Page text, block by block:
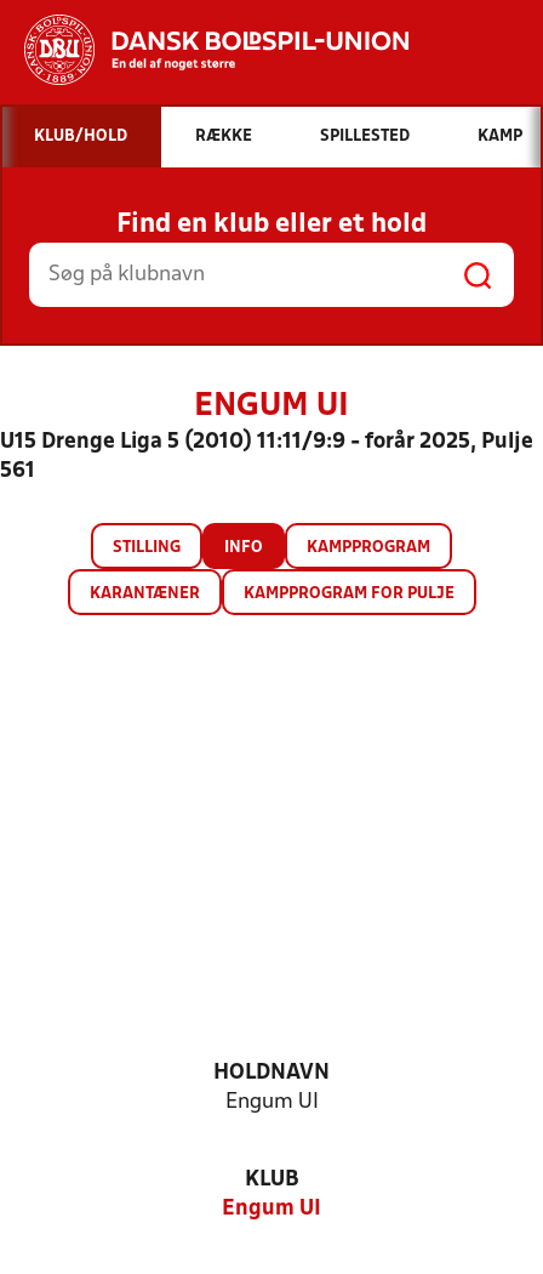
Hvad vil du søge efter?
INDHOLD OG NYHEDER
STILLINGER, RESULTATER, KLUBBER OG
HOLD
KLUB/HOLD RÆKKE SPILLESTED KAMP
Find en klub eller et hold
ENGUM UI
U15 Drenge Liga 5 (2010) 11:11/9:9 - forår 2025, Pulje
561
STILLING INFO KAMPPROGRAM
KARANTÆNER KAMPPROGRAM FOR PULJE
HOLDNAVN
Engum UI
KLUB
Engum UI